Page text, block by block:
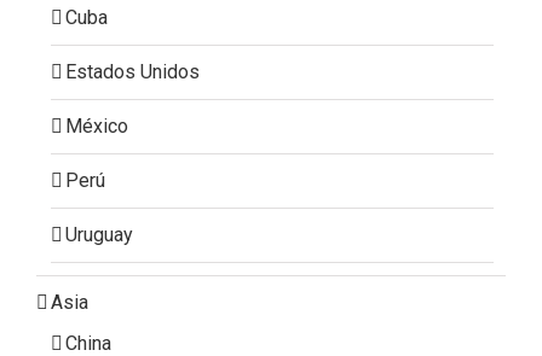
Cuba
Estados Unidos
México
Perú
Uruguay
Asia
China